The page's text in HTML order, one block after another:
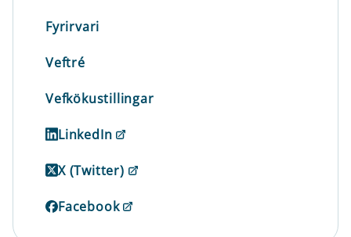
Fyrirvari
Veftré
Vefkökustillingar
LinkedIn
X (Twitter)
Facebook